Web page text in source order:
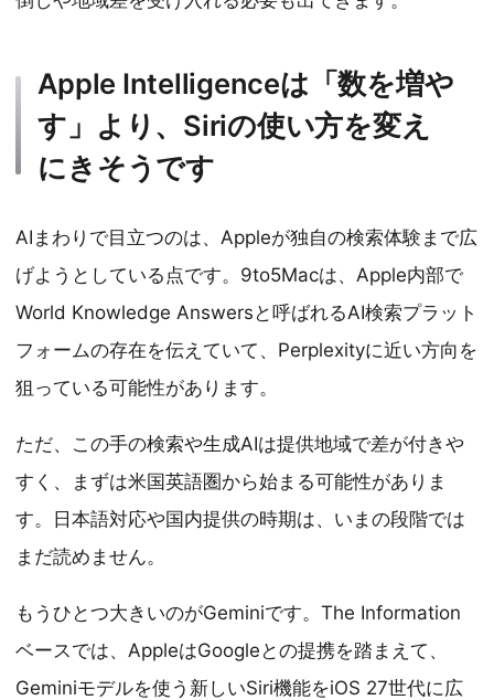
Apple Intelligenceは「数を増や
す」より、Siriの使い方を変え
にきそうです
AIまわりで目立つのは、Appleが独自の検索体験まで広
げようとしている点です。9to5Macは、Apple内部で
World Knowledge Answersと呼ばれるAI検索プラット
フォームの存在を伝えていて、Perplexityに近い方向を
狙っている可能性があります。
ただ、この手の検索や生成AIは提供地域で差が付きや
すく、まずは米国英語圏から始まる可能性がありま
す。日本語対応や国内提供の時期は、いまの段階では
まだ読めません。
もうひとつ大きいのがGeminiです。The Information
ベースでは、AppleはGoogleとの提携を踏まえて、
Geminiモデルを使う新しいSiri機能をiOS 27世代に広